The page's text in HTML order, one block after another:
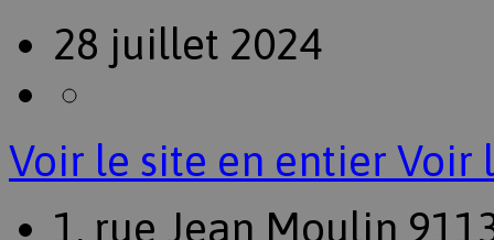
28 juillet 2024
Voir le site en entier Voir
1, rue Jean Moulin